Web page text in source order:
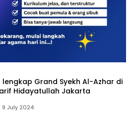
lengkap Grand Syekh Al-Azhar di
Hidayatullah Jakarta
9 July 2024